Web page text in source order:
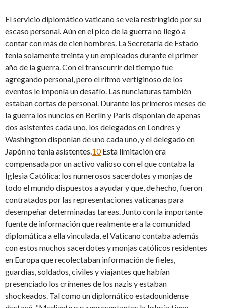
El servicio diplomático vaticano se veía restringido por su
escaso personal. Aún en el pico de la guerra no llegó a
contar con más de cien hombres. La Secretaría de Estado
tenía solamente treinta y un empleados durante el primer
año de la guerra. Con el transcurrir del tiempo fue
agregando personal, pero el ritmo vertiginoso de los
eventos le imponía un desafío. Las nunciaturas también
estaban cortas de personal. Durante los primeros meses de
la guerra los nuncios en Berlín y París disponían de apenas
dos asistentes cada uno, los delegados en Londres y
Washington disponían de uno cada uno, y el delegado en
Japón no tenía asistentes. 10Esta limitación era
compensada por un activo valioso con el que contaba la
Iglesia Católica: los numerosos sacerdotes y monjas de
todo el mundo dispuestos a ayudar y que, de hecho, fueron
contratados por las representaciones vaticanas para
desempeñar determinadas tareas. Junto con la importante
fuente de información que realmente era la comunidad
diplomática a ella vinculada, el Vaticano contaba además
con estos muchos sacerdotes y monjas católicos residentes
en Europa que recolectaban información de fieles,
guardias, soldados, civiles y viajantes que habían
presenciado los crímenes de los nazis y estaban
shockeados. Tal como un diplomático estadounidense